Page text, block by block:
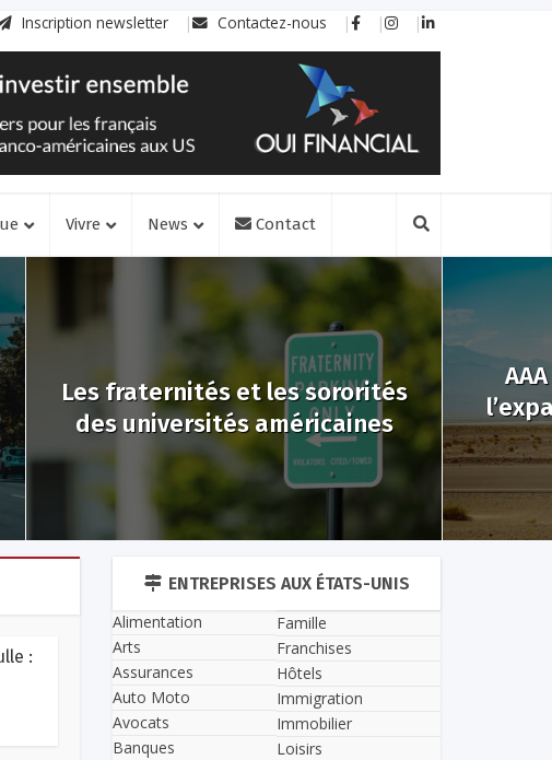
Inscription newsletter Contactez-nous
Vivre News Contact
Les fraternités et les sororités
des universités américaines
:
ENTREPRISES AUX ÉTATS-UNIS
Alimentation
Arts
Assurances
Auto Moto
Avocats
Banques
Famille
Franchises
Hôtels
Immigration
Immobilier
Loisirs